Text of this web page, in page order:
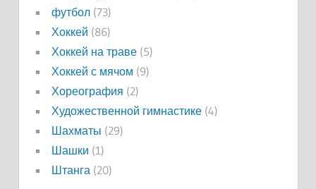
футбол(73)
Хоккей (86)
Хоккей на траве(5)
Хоккей с мячом (9)
Хореография (2)
Художественной гимнастике(4)
Шахматы (29)
Шашки (1)
Штанга (20)